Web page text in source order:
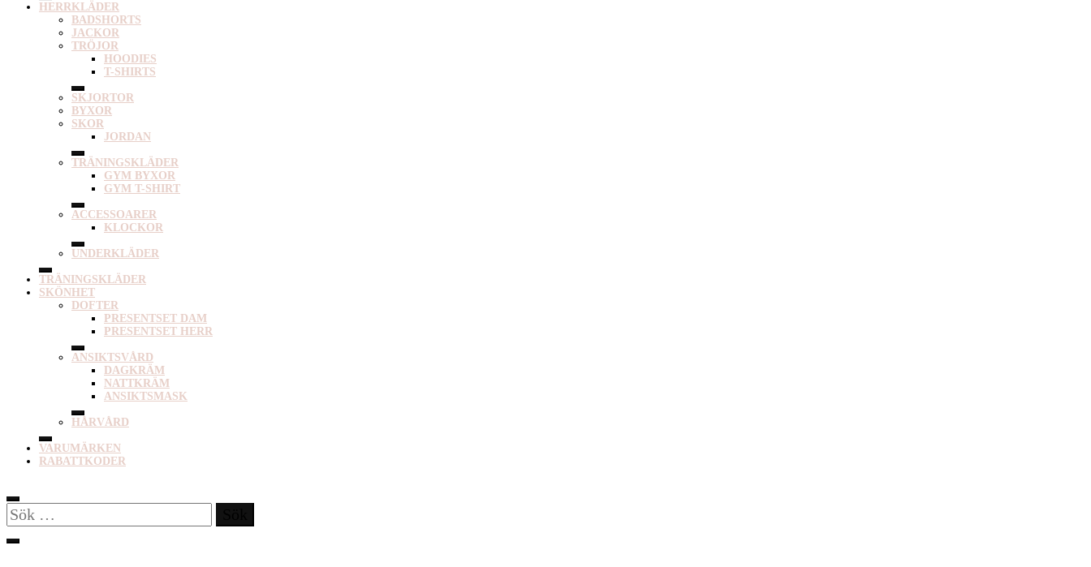
HERRKLÄDER
BADSHORTS
JACKOR
TRÖJOR
HOODIES
T-SHIRTS
SKJORTOR
BYXOR
SKOR
JORDAN
TRÄNINGSKLÄDER
GYM BYXOR
GYM T-SHIRT
ACCESSOARER
KLOCKOR
UNDERKLÄDER
TRÄNINGSKLÄDER
SKÖNHET
DOFTER
PRESENTSET DAM
PRESENTSET HERR
ANSIKTSVÅRD
DAGKRÄM
NATTKRÄM
ANSIKTSMASK
HÅRVÅRD
VARUMÄRKEN
RABATTKODER
Sök
efter: